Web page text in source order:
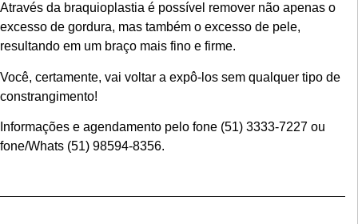
Através da braquioplastia é possível remover não apenas o
excesso de gordura, mas também o excesso de pele,
resultando em um braço mais fino e firme.
Você, certamente, vai voltar a expô-los sem qualquer tipo de
constrangimento!
Informações e agendamento pelo fone (51) 3333-7227 ou
fone/Whats (51) 98594-8356.